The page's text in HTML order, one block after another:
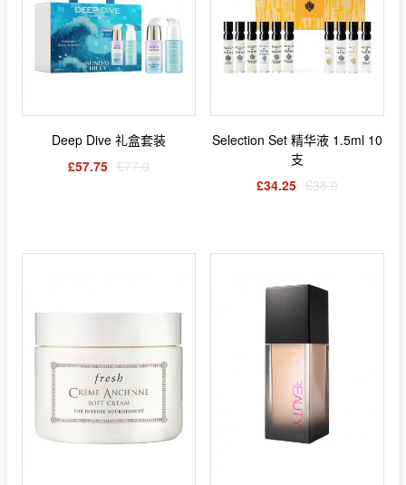
Deep Dive 礼盒套装
£57.75 £77.0
Selection Set 精华液 1.5ml 10
支
£34.25 £38.0